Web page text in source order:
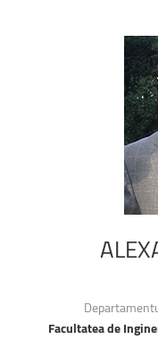
Facultatea de